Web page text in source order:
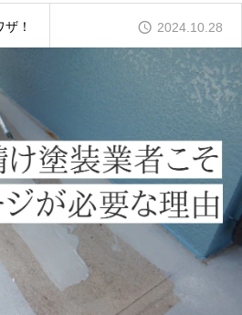
HP制作
診断
覧
！ 2024.10.28